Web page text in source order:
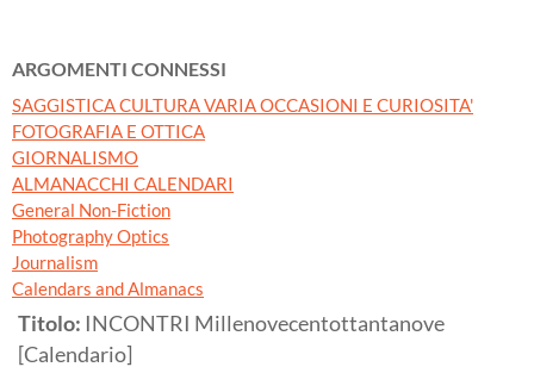
ARGOMENTI CONNESSI
SAGGISTICA CULTURA VARIA OCCASIONI E CURIOSITA'
FOTOGRAFIA E OTTICA
GIORNALISMO
ALMANACCHI CALENDARI
General Non-Fiction
Photography Optics
Journalism
Calendars and Almanacs
Titolo: INCONTRI Millenovecentottantanove
[Calendario]